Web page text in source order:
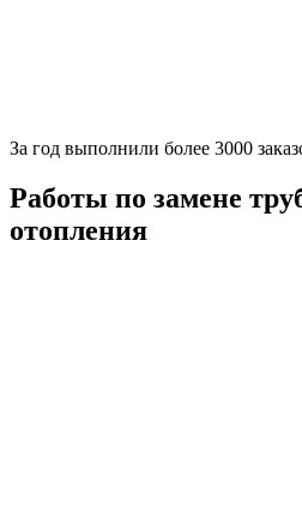
За год выполнили более 3000
Работы по замене
отопления